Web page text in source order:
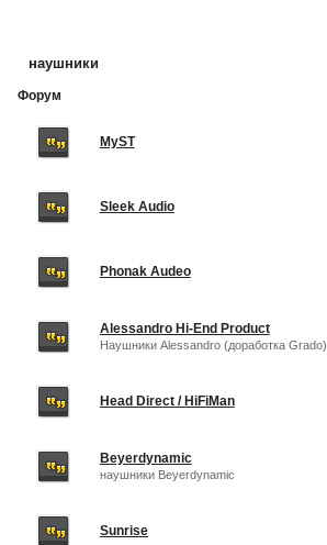
наушники
Форум
MyST
Sleek Audio
Phonak Audeo
Alessandro Hi-End Product
Наушники Alessandro (доработка Grado)
Head Direct / HiFiMan
Beyerdynamic
наушники Beyerdynamic
Sunrise